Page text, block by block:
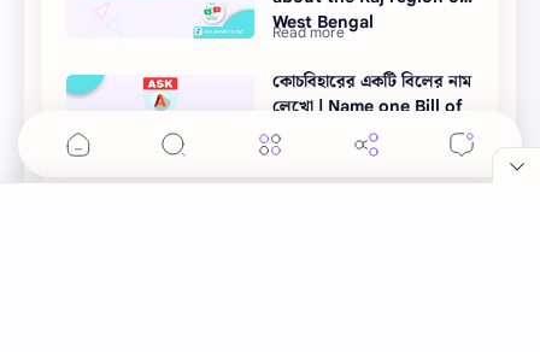
West Bengal
কোচবিহারের একটি বিলের নাম
লেখো | Name one Bill of
Cooch Behar.